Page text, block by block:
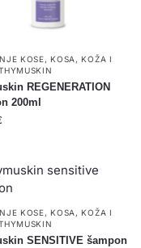
KOSE,KOSA ,KOŽA I
REGENERATION
200ml
KOSE,KOSA ,KOŽA I
SENSITIVE šampon